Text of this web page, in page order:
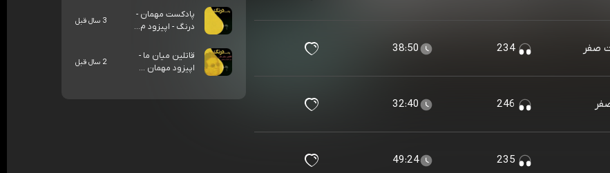
234
38:50
32:40
49:24
پادکست مهمان -
درنگ - اپیزود م...
3 سال قبل
قاتلین میان ما -
اپیزود مهمان ...
2 سال قبل